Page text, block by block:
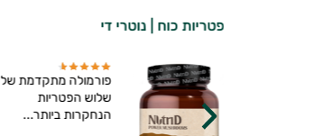
פטריות כוח | נוטרי די
פורמולה מתקדמת של
שלוש הפטריות
הנחקרות ביותר...